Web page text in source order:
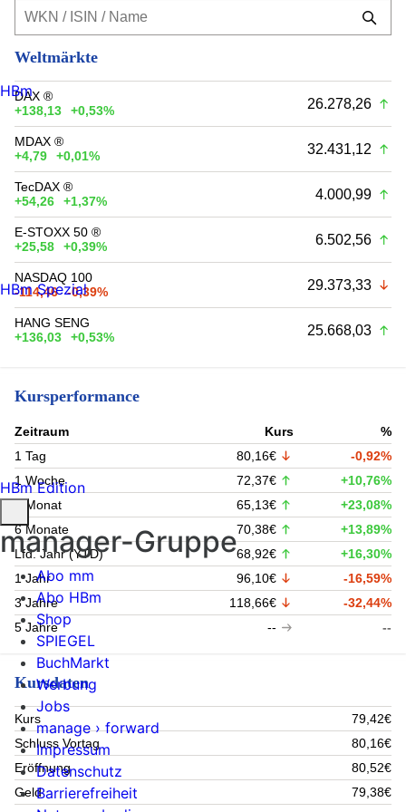
Weltmärkte
DAX ®
+138,13
+0,53% 26.278,26
MDAX ®
+4,79
+0,01% 32.431,12
TecDAX ®
+54,26
+1,37% 4.000,99
E-STOXX 50 ®
+25,58
+0,39% 6.502,56
NASDAQ 100
-114,46
-0,39% 29.373,33
HANG SENG
+136,03
+0,53% 25.668,03
Kursperformance
Zeitraum Kurs
%
1 Tag
80,16€
-0,92%
1 Woche
72,37€
+10,76%
1 Monat
65,13€
+23,08%
6 Monate
70,38€
+13,89%
Lfd. Jahr (YTD)
68,92€
+16,30%
1 Jahr
96,10€
-16,59%
3 Jahre
118,66€
-32,44%
5 Jahre
-- --
Kursdaten
Kurs
79,42€
Schluss Vortag
80,16€
Eröffnung
80,52€
Geld
79,38€
HBm
HBm Spezial
HBm Edition
manager-Gruppe
Abo mm
Abo HBm
Shop
SPIEGEL
BuchMarkt
Werbung
Jobs
manage › forward
Impressum
Datenschutz
Barrierefreiheit